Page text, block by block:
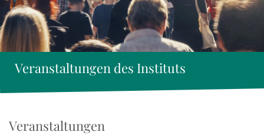
Veranstaltungen des Instituts
Veranstaltungen